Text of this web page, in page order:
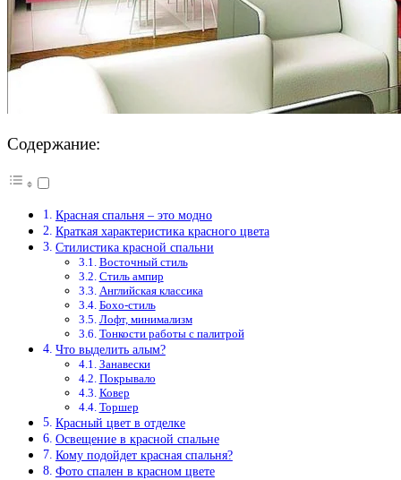
Содержание:
Красная спальня – это модно
Краткая характеристика красного цвета
Стилистика красной спальни
Восточный стиль
Стиль ампир
Английская классика
Бохо-стиль
Лофт, минимализм
Тонкости работы с палитрой
Что выделить алым?
Занавески
Покрывало
Ковер
Торшер
Красный цвет в отделке
Освещение в красной спальне
Кому подойдет красная спальня?
Фото спален в красном цвете